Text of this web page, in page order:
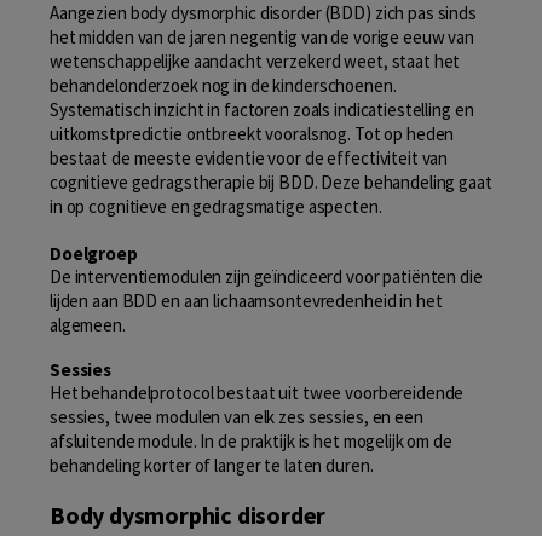
Aangezien body dysmorphic disorder (BDD) zich pas sinds
het midden van de jaren negentig van de vorige eeuw van
wetenschappelijke aandacht verzekerd weet, staat het
behandelonderzoek nog in de kinderschoenen.
Systematisch inzicht in factoren zoals indicatiestelling en
uitkomstpredictie ontbreekt vooralsnog. Tot op heden
bestaat de meeste evidentie voor de effectiviteit van
cognitieve gedragstherapie bij BDD. Deze behandeling gaat
in op cognitieve en gedragsmatige aspecten.
Doelgroep
De interventiemodulen zijn geïndiceerd voor patiënten die
lijden aan BDD en aan lichaamsontevredenheid in het
algemeen.
Sessies
Het behandelprotocol bestaat uit twee voorbereidende
sessies, twee modulen van elk zes sessies, en een
afsluitende module. In de praktijk is het mogelijk om de
behandeling korter of langer te laten duren.
Body dysmorphic disorder